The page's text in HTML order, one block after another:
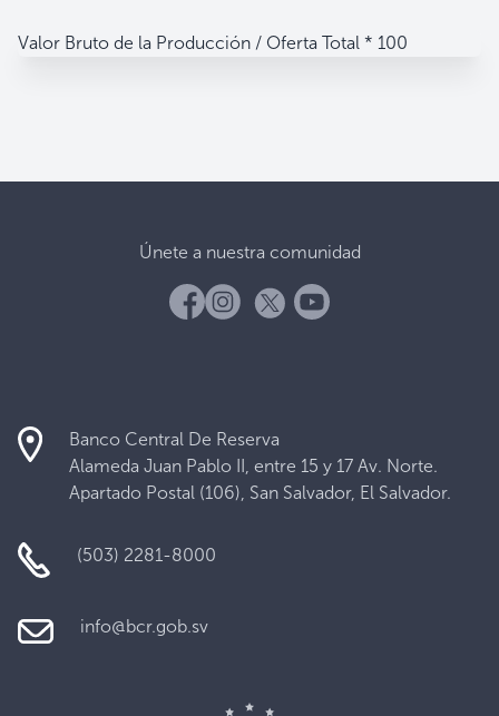
Valor Bruto de la Producción / Oferta Total * 100
Banco Central De Reserva
Alameda Juan Pablo II, entre 15 y 17 Av. Norte.
Apartado Postal (106), San Salvador, El Salvador.
(503) 2281-8000
info@bcr.gob.sv
Únete a nuestra comunidad